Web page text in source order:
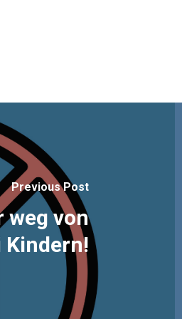
Previous Post
weg von
Kindern!